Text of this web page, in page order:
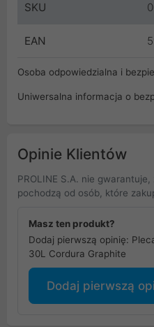
SKU
EAN
Osoba odpowiedzialna i
Uniwersalna informacja o
Opinie Klientów
PROLINE S.A. nie
pochodzą od osób, które
Masz ten produkt?
Dodaj pierwszą opinię:
30L Cordura Graphite
Dodaj pierwszą